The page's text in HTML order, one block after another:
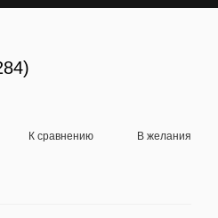
К сравнению В желания